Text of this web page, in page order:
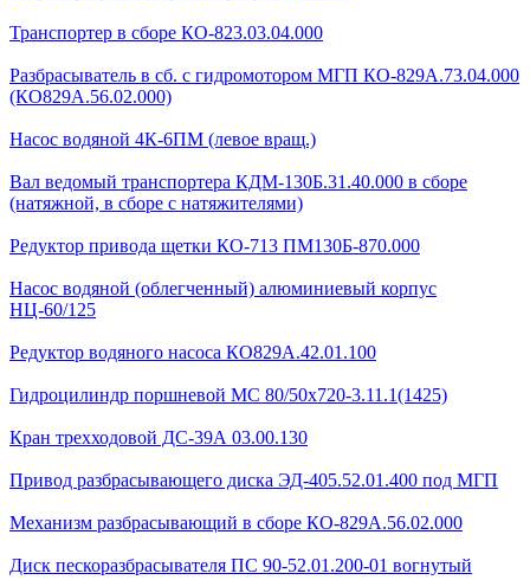
Транспортер в сборе КО-823.03.04.000
Разбрасыватель в сб. с гидромотором МГП КО-829А.73.04.000
(КО829А.56.02.000)
Насос водяной 4К-6ПМ (левое вращ.)
Вал ведомый транспортера КДМ-130Б.31.40.000 в сборе
(натяжной, в сборе с натяжителями)
Редуктор привода щетки КО-713 ПМ130Б-870.000
Насос водяной (облегченный) алюминиевый корпус
НЦ-60/125
Редуктор водяного насоса КО829А.42.01.100
Гидроцилиндр поршневой МС 80/50х720-3.11.1(1425)
Кран трехходовой ДС-39А 03.00.130
Привод разбрасывающего диска ЭД-405.52.01.400 под МГП
Механизм разбрасывающий в сборе КО-829А.56.02.000
Диск пескоразбрасывателя ПС 90-52.01.200-01 вогнутый